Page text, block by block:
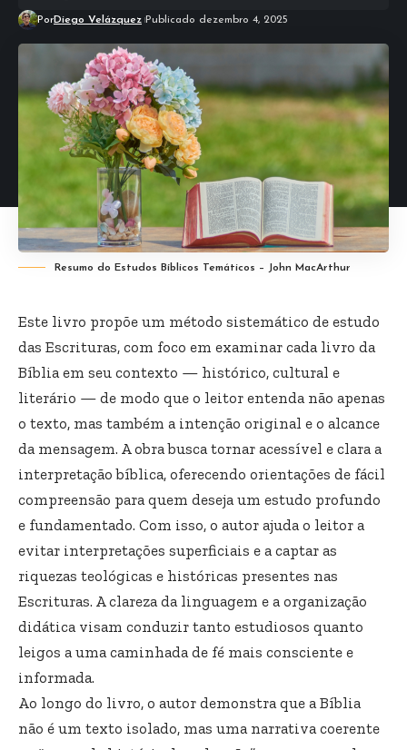
PorDiego Velázquez Publicado dezembro 4, 2025
Resumo do Estudos Bíblicos Temáticos – John MacArthur
Este livro propõe um método sistemático de estudo
das Escrituras, com foco em examinar cada livro da
Bíblia em seu contexto — histórico, cultural e
literário — de modo que o leitor entenda não apenas
o texto, mas também a intenção original e o alcance
da mensagem. A obra busca tornar acessível e clara a
interpretação bíblica, oferecendo orientações de fácil
compreensão para quem deseja um estudo profundo
e fundamentado. Com isso, o autor ajuda o leitor a
evitar interpretações superficiais e a captar as
riquezas teológicas e históricas presentes nas
Escrituras. A clareza da linguagem e a organização
didática visam conduzir tanto estudiosos quanto
leigos a uma caminhada de fé mais consciente e
informada.
Ao longo do livro, o autor demonstra que a Bíblia
não é um texto isolado, mas uma narrativa coerente